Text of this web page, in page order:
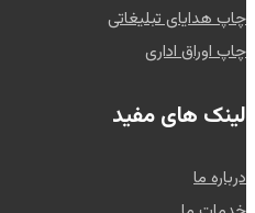
چاپ هدایای تبلیغاتی
چاپ اوراق اداری
لینک های مفید
درباره ما